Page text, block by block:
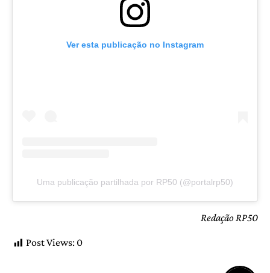
Ver esta publicação no Instagram
Uma publicação partilhada por RP50 (@portalrp50)
Redação RP50
Post Views: 0